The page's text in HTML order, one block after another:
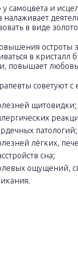
самоцвета и
налаживает
в виде
остроты
в
повышает
советуют
щитовидки;
патологий;
лёгких,
сна;
ощущений,